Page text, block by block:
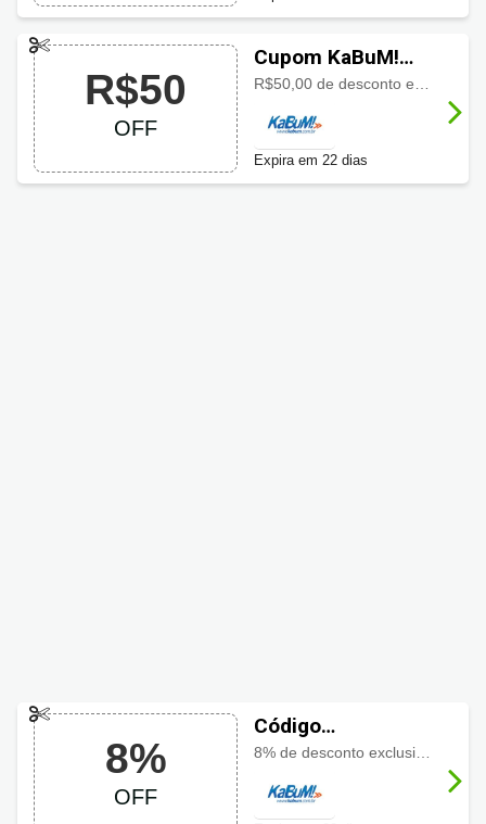
R$50
OFF
Cupom KaBuM!
com R$50 OFF
Expira em 22 dias
8%
OFF
Código
promocional
OFF
8% de desconto exclusivo em produtos de VGA. Só hoje!